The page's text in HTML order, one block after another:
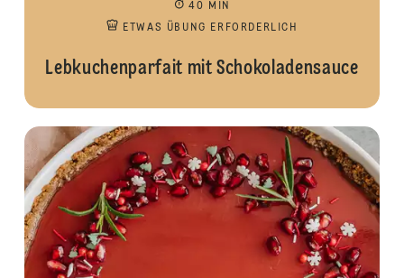
40 MIN
ETWAS ÜBUNG ERFORDERLICH
Lebkuchenparfait mit Schokoladensauce